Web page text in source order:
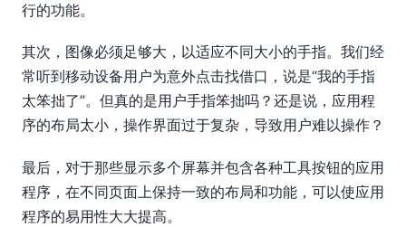
行的功能。
其次，图像必须足够大，以适应不同大小的手指。我们经
常听到移动设备用户为意外点击找借口，说是“我的手指
太笨拙了”。但真的是用户手指笨拙吗？还是说，应用程
序的布局太小，操作界面过于复杂，导致用户难以操作？
最后，对于那些显示多个屏幕并包含各种工具按钮的应用
程序，在不同页面上保持一致的布局和功能，可以使应用
程序的易用性大大提高。